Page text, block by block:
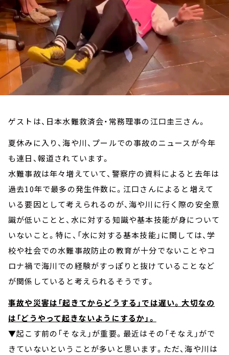
ゲストは、日本水難救済会・常務理事の江口圭三さん。
夏休みに入り、海や川、プールでの事故のニュースが今年
も連日、報道されています。
水難事故は年々増えていて、警察庁の資料によると去年は
過去10年で最多の発生件数に。江口さんによると増えて
いる要因として考えられるのが、海や川に行く際の安全意
識が低いことと、水に対する知識や基本技能が身について
いないこと。特に、「水に対する基本技能」に関しては、学
校や社会での水難事故防止の教育が十分でないことやコ
ロナ禍で海川での経験がすっぽりと抜けていることなど
が関係していると考えられるそうです。
事故や災害は「起きてからどうする」では遅い。大切なの
は「どうやって起きないようにするか」。
▼起こす前の「そなえ」が重要。最近はその「そなえ」がで
きていないということが多いと思います。ただ、海や川は